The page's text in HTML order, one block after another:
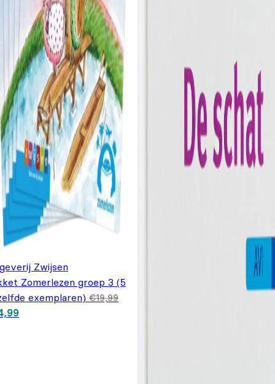
Zwijsen
Zomerlezen groep 3 (5
exemplaren) €19,99
prijs was:
Huidige prijs is: €14,99.